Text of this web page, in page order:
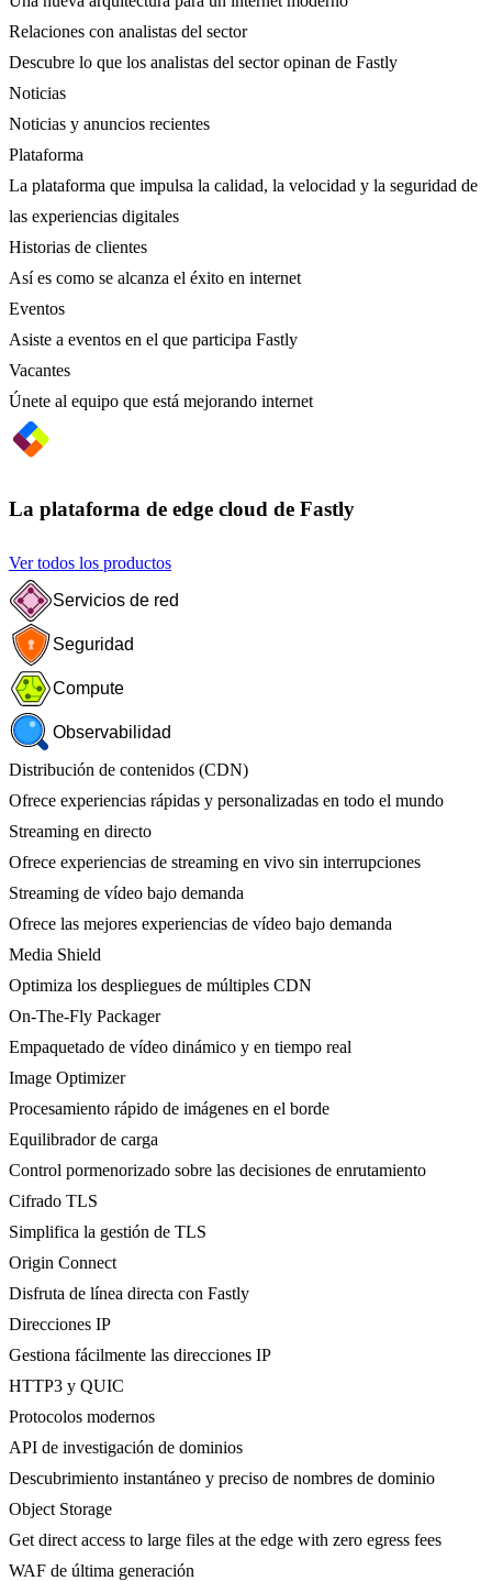
Relaciones con analistas del sector
Descubre lo que los analistas del sector opinan de Fastly
Noticias
Noticias y anuncios recientes
Plataforma
La plataforma que impulsa la calidad, la velocidad y la seguridad de
las experiencias digitales
Historias de clientes
Así es como se alcanza el éxito en internet
Eventos
Asiste a eventos en el que participa Fastly
Vacantes
Únete al equipo que está mejorando internet
La plataforma de edge cloud de Fastly
Ver todos los productos
Servicios de red
Seguridad
Compute
Observabilidad
Distribución de contenidos (CDN)
Ofrece experiencias rápidas y personalizadas en todo el mundo
Streaming en directo
Ofrece experiencias de streaming en vivo sin interrupciones
Streaming de vídeo bajo demanda
Ofrece las mejores experiencias de vídeo bajo demanda
Media Shield
Optimiza los despliegues de múltiples CDN
On-The-Fly Packager
Empaquetado de vídeo dinámico y en tiempo real
Image Optimizer
Procesamiento rápido de imágenes en el borde
Equilibrador de carga
Control pormenorizado sobre las decisiones de enrutamiento
Cifrado TLS
Simplifica la gestión de TLS
Origin Connect
Disfruta de línea directa con Fastly
Direcciones IP
Gestiona fácilmente las direcciones IP
HTTP3 y QUIC
Protocolos modernos
API de investigación de dominios
Descubrimiento instantáneo y preciso de nombres de dominio
Object Storage
Get direct access to large files at the edge with zero egress fees
WAF de última generación